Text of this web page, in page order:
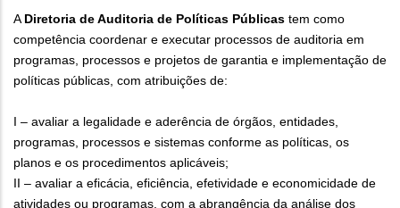
A Diretoria de Auditoria de Políticas Públicas tem como
competência coordenar e executar processos de auditoria em
programas, processos e projetos de garantia e implementação de
políticas públicas, com atribuições de:
I – avaliar a legalidade e aderência de órgãos, entidades,
programas, processos e sistemas conforme as políticas, os
planos e os procedimentos aplicáveis;
II – avaliar a eficácia, eficiência, efetividade e economicidade de
atividades ou programas, com a abrangência da análise dos